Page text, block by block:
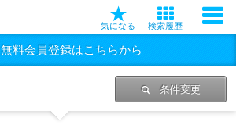
気になる 検索履歴
無料会員登録はこちらから
条件変更